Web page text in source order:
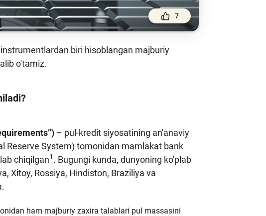
7
biri hisoblangan majburiy
o'tamiz.
?
– pul-kredit siyosatining an'anaviy
Reserve System) tomonidan mamlakat bank
chiqilgan1 . Bugungi kunda, dunyoning ko'plab
Xitoy, Rossiya, Hindiston, Braziliya va
ham majburiy zaxira talablari pul massasini